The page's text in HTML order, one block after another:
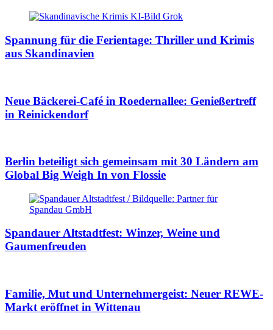
Spannung für die Ferientage: Thriller und Krimis
aus Skandinavien
Neue Bäckerei-Café in Roedernallee: Genießertreff
in Reinickendorf
Berlin beteiligt sich gemeinsam mit 30 Ländern am
Global Big Weigh In von Flossie
Spandauer Altstadtfest: Winzer, Weine und
Gaumenfreuden
Familie, Mut und Unternehmergeist: Neuer REWE-
Markt eröffnet in Wittenau